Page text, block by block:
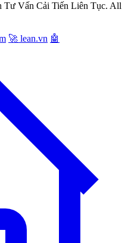
Vấn Cải Tiến Liên Tục. All
🚀 lean.vn 🤖